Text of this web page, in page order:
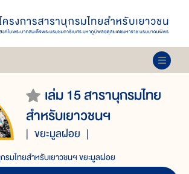
เล่ม 15 สารานุกรมไทย
สำหรับเยาวชนฯ
ขยะมูลฝอย
กรมไทยสำหรับเยาวชนฯ ขยะมูลฝอย